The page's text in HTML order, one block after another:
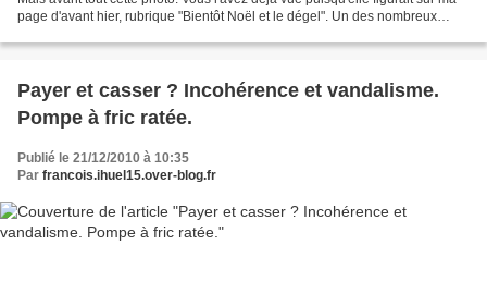
page d'avant hier, rubrique "Bientôt Noël et le dégel". Un des nombreux
Payer et casser ? Incohérence et vandalisme.
Pompe à fric ratée.
Publié le 21/12/2010 à 10:35
Par francois.ihuel15.over-blog.fr